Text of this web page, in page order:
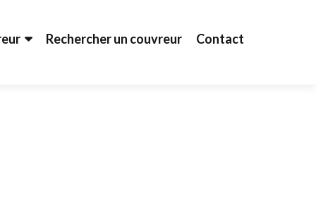
Rechercher un couvreur Contact